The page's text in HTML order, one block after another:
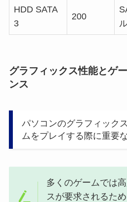
HDD SATA
3
200
グラフィックス性能とゲ
ンス
パソコンのグラフィック
ムをプレイする際に重要
多くのゲームでは
スが要求されるた